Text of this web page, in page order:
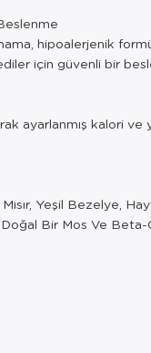
hipoalerjenik
için güvenli bir
ayarlanmış kalori
Yeşil Bezelye,
Bir Mos Ve Beta-